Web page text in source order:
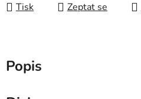
Tisk Zeptat se
Popis